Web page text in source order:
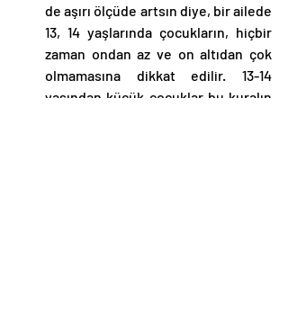
de aşırı ölçüde artsın diye, bir ailede
13, 14 yaşlarında çocukların, hiçbir
zaman ondan az ve on altıdan çok
olmamasına dikkat edilir. 13-14
yaşından küçük çocuklar bu kuralın